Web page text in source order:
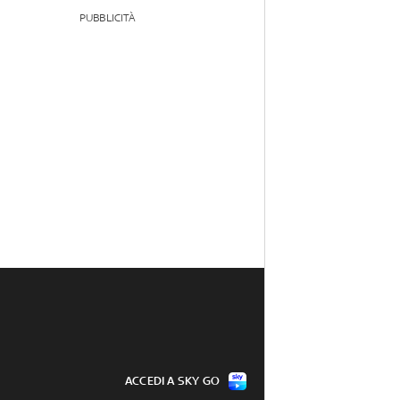
PUBBLICITÀ
ACCEDI A SKY GO